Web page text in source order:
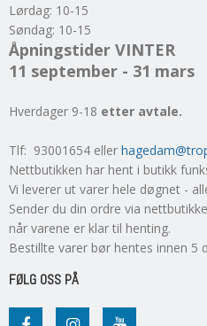
Lørdag: 10-15
Søndag: 10-15
Åpningstider VINTER
11 september - 31 mars
Hverdager 9-18 etter avtale.
Tlf: 93001654 eller
Nettbutikken har hent i butikk
Vi leverer ut varer hele døgnet -
Sender du din ordre via
når varene er klar til henting.
Bestillte varer bør hentes innen 5
FØLG OSS PÅ